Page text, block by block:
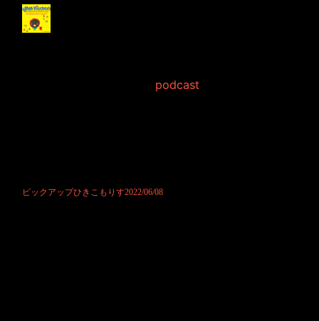
podcast
ピックアップひきこもりす2022/06/08